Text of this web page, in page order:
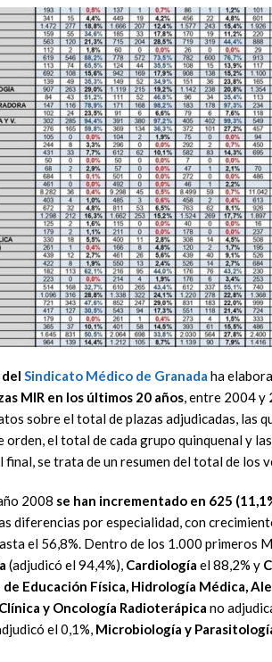
Sindicato Médico de Granada ha
MIR en los últimos 20 años, entre 2004 y
sobre el total de plazas adjudicadas, las
orden, el total de cada grupo quinquenal y
se trata de un resumen del total de los
2008 se han incrementado en 625
diferencias por especialidad, con
el 56,8%. Dentro de los 1.000 primeros
(adjudicó el 94,4%), Cardiología el 88,2% y
Educación Física, Hidrología Médica,
y Oncología Radioterápica no
el 0,1%, Microbiología y